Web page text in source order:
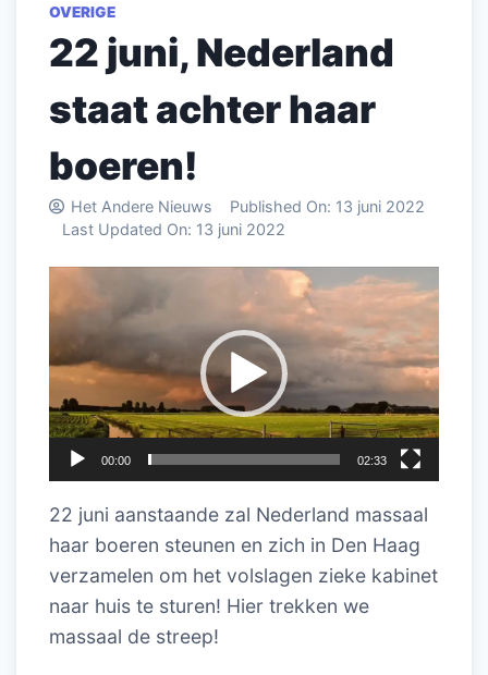
OVERIGE
22 juni, Nederland
staat achter haar
boeren!
Het Andere Nieuws Published On: 13 juni 2022
Last Updated On: 13 juni 2022
00:00 02:33
22 juni aanstaande zal Nederland massaal
haar boeren steunen en zich in Den Haag
verzamelen om het volslagen zieke kabinet
naar huis te sturen! Hier trekken we
massaal de streep!